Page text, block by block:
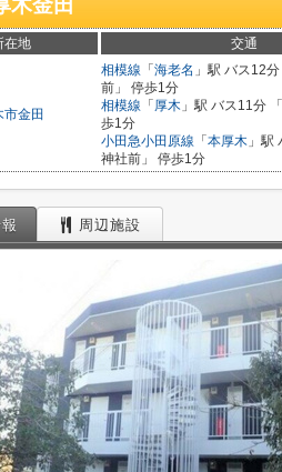
木金田
在地 交通
市金田
相模線 「 海老名 」駅 バス12
前」 停歩1分
相模線 「 厚木 」駅 バス11分
歩1分
小田急小田原線 「 本厚木 」駅
神社前」 停歩1分
周辺施設